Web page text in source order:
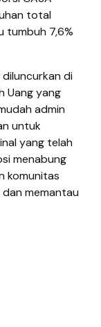
total
tumbuh 7,6%
di
Uang yang
admin
untuk
yang telah
menabung
komunitas
memantau